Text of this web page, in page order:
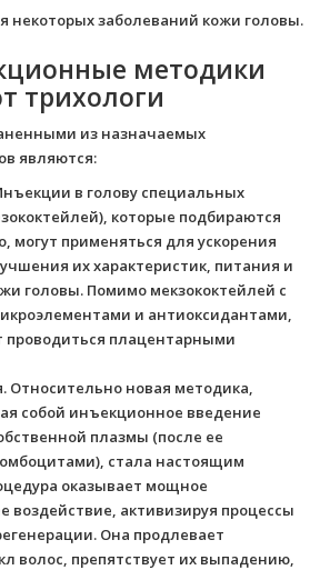
некоторых заболеваний кожи головы.
методики
трихологи
из назначаемых
являются:
в голову специальных
которые подбираются
могут применяться для ускорения
их характеристик, питания и
головы. Помимо мекзококтейлей с
и антиоксидантами,
плацентарными
Относительно новая методика,
собой инъекционное введение
плазмы (после ее
стала настоящим
оказывает мощное
воздействие, активизируя процессы
Она продлевает
волос, препятствует их выпадению,